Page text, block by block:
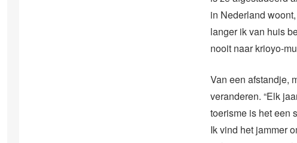
in Nederland
langer ik van huis
nooit naar krioyo-
Van een afstandje,
veranderen. “Elk
toerisme is het een
Ik vind het jammer